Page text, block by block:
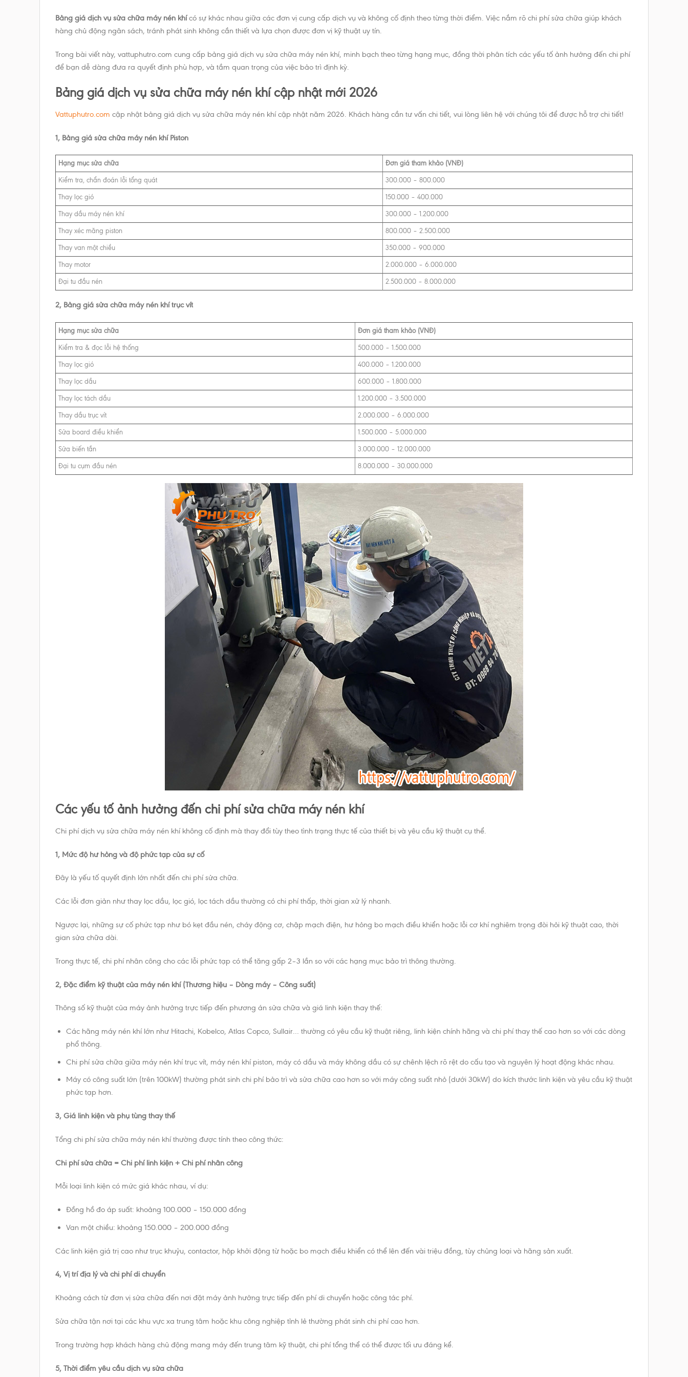
Bảng giá dịch vụ sửa chữa máy nén khícó sự khác nhau giữa các đơn vị cung cấp dịch vụ và không cố định theo từng thời điểm. Việc nắm rõ chi phí sửa chữa giúp khách
hàng chủ động ngân sách, tránh phát sinh không cần thiết và lựa chọn được đơn vị kỹ thuật uy tín.
Trong bài viết này, vattuphutro.com cung cấp bảng giá dịch vụ sửa chữa máy nén khí, minh bạch theo từng hạng mục, đồng thời phân tích các yếu tố ảnh hưởng đến chi phí
để bạn dễ dàng đưa ra quyết định phù hợp, và tầm quan trọng của việc bảo trì định kỳ.
Bảng giá dịch vụ sửa chữa máy nén khí cập nhật mới 2026
Vattuphutro.com cập nhật bảng giá dịch vụ sửa chữa máy nén khí cập nhật năm 2026. Khách hàng cần tư vấn chi tiết, vui lòng liên hệ với chúng tôi để được hỗ trợ chi tiết!
1, Bảng giá sửa chữa máy nén khí Piston
Hạng mục sửa chữa
Đơn giá tham khảo (VNĐ)
Kiểm tra, chẩn đoán lỗi tổng quát
300.000 – 800.000
Thay lọc gió
150.000 – 400.000
Thay dầu máy nén khí
300.000 – 1.200.000
Thay xéc măng piston
800.000 – 2.500.000
Thay van một chiều
350.000 – 900.000
Thay motor
2.000.000 – 6.000.000
Đại tu đầu nén
2.500.000 – 8.000.000
2, Bảng giá sửa chữa máy nén khí trục vít
Hạng mục sửa chữa
Đơn giá tham khảo (VNĐ)
Kiểm tra & đọc lỗi hệ thống
500.000 – 1.500.000
Thay lọc gió
400.000 – 1.200.000
Thay lọc dầu
600.000 – 1.800.000
Thay lọc tách dầu
1.200.000 – 3.500.000
Thay dầu trục vít
2.000.000 – 6.000.000
Sửa board điều khiển
1.500.000 – 5.000.000
Sửa biến tần
3.000.000 – 12.000.000
Đại tu cụm đầu nén
8.000.000 – 30.000.000
Các yếu tố ảnh hưởng đến chi phí sửa chữa máy nén khí
Chi phí dịch vụ sửa chữa máy nén khí không cố định mà thay đổi tùy theo tình trạng thực tế của thiết bị và yêu cầu kỹ thuật cụ thể.
1, Mức độ hư hỏng và độ phức tạp của sự cố
Đây là yếu tố quyết định lớn nhất đến chi phí sửa chữa.
Các lỗi đơn giản như thay lọc dầu, lọc gió, lọc tách dầu thường có chi phí thấp, thời gian xử lý nhanh.
Ngược lại, những sự cố phức tạp như bó kẹt đầu nén, cháy động cơ, chập mạch điện, hư hỏng bo mạch điều khiển hoặc lỗi cơ khí nghiêm trọng đòi hỏi kỹ thuật cao, thời
gian sửa chữa dài.
Trong thực tế, chi phí nhân công cho các lỗi phức tạp có thể tăng gấp 2–3 lần so với các hạng mục bảo trì thông thường.
2, Đặc điểm kỹ thuật của máy nén khí (Thương hiệu – Dòng máy – Công suất)
Thông số kỹ thuật của máy ảnh hưởng trực tiếp đến phương án sửa chữa và giá linh kiện thay thế:
Các hãng máy nén khí lớn như Hitachi, Kobelco, Atlas Copco, Sullair… thường có yêu cầu kỹ thuật riêng, linh kiện chính hãng và chi phí thay thế cao hơn so với các dòng
phổ thông.
Chi phí sửa chữa giữa máy nén khí trục vít, máy nén khí piston, máy có dầu và máy không dầu có sự chênh lệch rõ rệt do cấu tạo và nguyên lý hoạt động khác nhau.
Máy có công suất lớn (trên 100kW) thường phát sinh chi phí bảo trì và sửa chữa cao hơn so với máy công suất nhỏ (dưới 30kW) do kích thước linh kiện và yêu cầu kỹ thuật
phức tạp hơn.
3, Giá linh kiện và phụ tùng thay thế
Tổng chi phí sửa chữa máy nén khí thường được tính theo công thức:
Chi phí sửa chữa = Chi phí linh kiện + Chi phí nhân công
Mỗi loại linh kiện có mức giá khác nhau, ví dụ:
Đồng hồ đo áp suất: khoảng 100.000 – 150.000 đồng
Van một chiều: khoảng 150.000 – 200.000 đồng
Các linh kiện giá trị cao như trục khuỷu, contactor, hộp khởi động từ hoặc bo mạch điều khiển có thể lên đến vài triệu đồng, tùy chủng loại và hãng sản xuất.
4, Vị trí địa lý và chi phí di chuyển
Khoảng cách từ đơn vị sửa chữa đến nơi đặt máy ảnh hưởng trực tiếp đến phí di chuyển hoặc công tác phí.
Sửa chữa tận nơi tại các khu vực xa trung tâm hoặc khu công nghiệp tỉnh lẻ thường phát sinh chi phí cao hơn.
Trong trường hợp khách hàng chủ động mang máy đến trung tâm kỹ thuật, chi phí tổng thể có thể được tối ưu đáng kể.
5, Thời điểm yêu cầu dịch vụ sửa chữa